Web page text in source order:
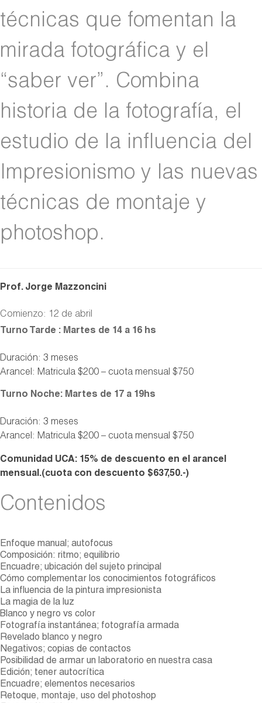
técnicas que fomentan la
mirada fotográfica y el
“saber ver”. Combina
historia de la fotografía, el
estudio de la influencia del
Impresionismo y las nuevas
técnicas de montaje y
photoshop.
Prof. Jorge Mazzoncini
Comienzo: 12 de abril
Turno Tarde : Martes de 14 a 16 hs
Duración: 3 meses
Arancel: Matricula $200 – cuota mensual $750
Turno Noche: Martes de 17 a 19hs
Duración: 3 meses
Arancel: Matricula $200 – cuota mensual $750
Comunidad UCA: 15% de descuento en el arancel
mensual.(cuota con descuento $637,50.-)
Contenidos
Enfoque manual; autofocus
Composición: ritmo; equilibrio
Encuadre; ubicación del sujeto principal
Cómo complementar los conocimientos fotográficos
La influencia de la pintura impresionista
La magia de la luz
Blanco y negro vs color
Fotografía instantánea; fotografía armada
Revelado blanco y negro
Negativos; copias de contactos
Posibilidad de armar un laboratorio en nuestra casa
Edición; tener autocrítica
Encuadre; elementos necesarios
Retoque, montaje, uso del photoshop